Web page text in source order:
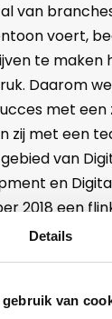
Details
van
van
voert,
te maken
Daarom
met
zij met een
van
en
2018 een
in het aantal
klanten en
en hebben